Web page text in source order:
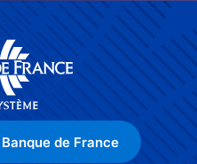
de France